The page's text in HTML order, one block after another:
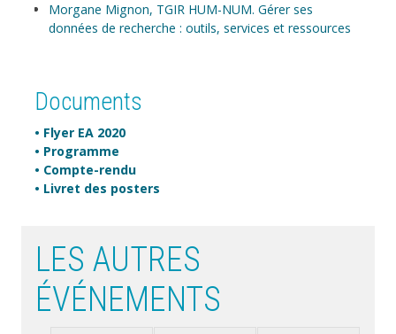
Morgane Mignon, TGIR HUM-NUM. Gérer ses
données de recherche : outils, services et ressources
Documents
• Flyer EA 2020
• Programme
• Compte-rendu
• Livret des posters
LES AUTRES
ÉVÉNEMENTS